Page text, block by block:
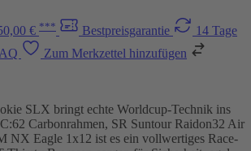
€ *** Bestpreisgarantie
14 Tage
Zum Merkzettel hinzufügen
SLX bringt echte Worldcup-Technik ins
Carbonrahmen, SR Suntour Raidon32 Air
NX Eagle 1x12 ist es ein vollwertiges Race-